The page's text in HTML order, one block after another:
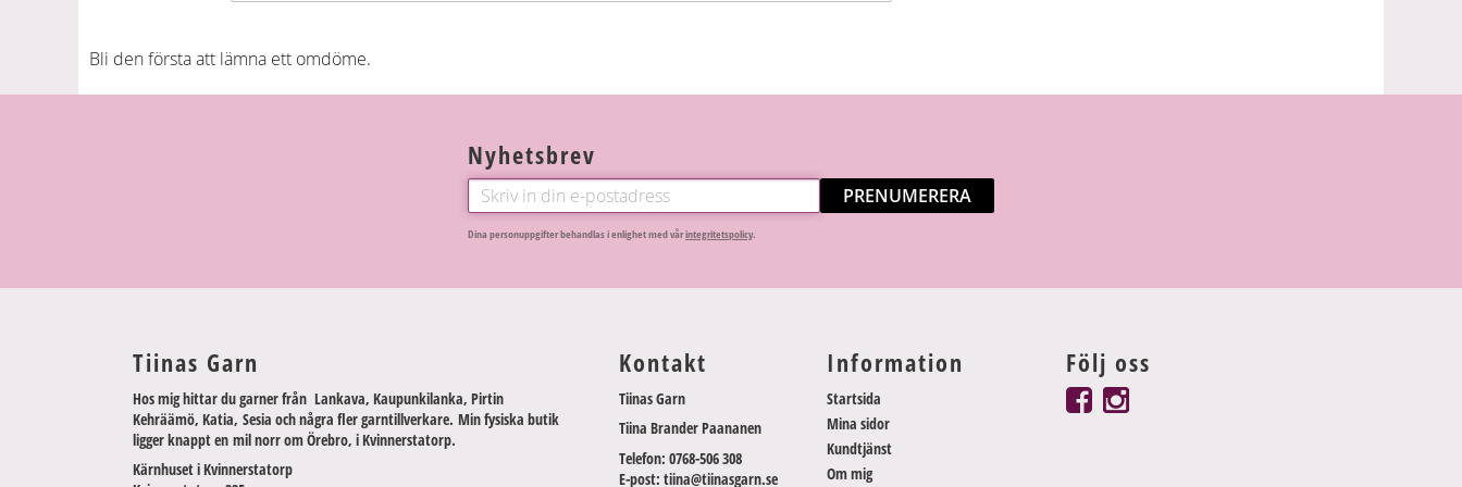
Bli den första att lämna ett omdöme.
Nyhetsbrev
PRENUMERERA
Dina personuppgifter behandlas i enlighet med vårintegritetspolicy.
Tiinas Garn
Hos mig hittar du garner från Lankava, Kaupunkilanka, Pirtin
Kehräämö, Katia, Sesia och några fler garntillverkare. Min fysiska butik
ligger knappt en mil norr om Örebro, i Kvinnerstatorp.
Kärnhuset i Kvinnerstatorp
Kontakt
Tiinas Garn
Tiina Brander Paananen
Telefon: 0768-506 308
E-post: tiina@tiinasgarn.se
Information
Startsida
Mina sidor
Kundtjänst
Om mig
Följ oss